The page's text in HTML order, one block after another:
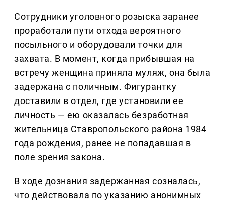
Сотрудники уголовного розыска заранее
проработали пути отхода вероятного
посыльного и оборудовали точки для
захвата. В момент, когда прибывшая на
встречу женщина приняла муляж, она была
задержана с поличным. Фигурантку
доставили в отдел, где установили ее
личность — ею оказалась безработная
жительница Ставропольского района 1984
года рождения, ранее не попадавшая в
поле зрения закона.
В ходе дознания задержанная созналась,
что действовала по указанию анонимных